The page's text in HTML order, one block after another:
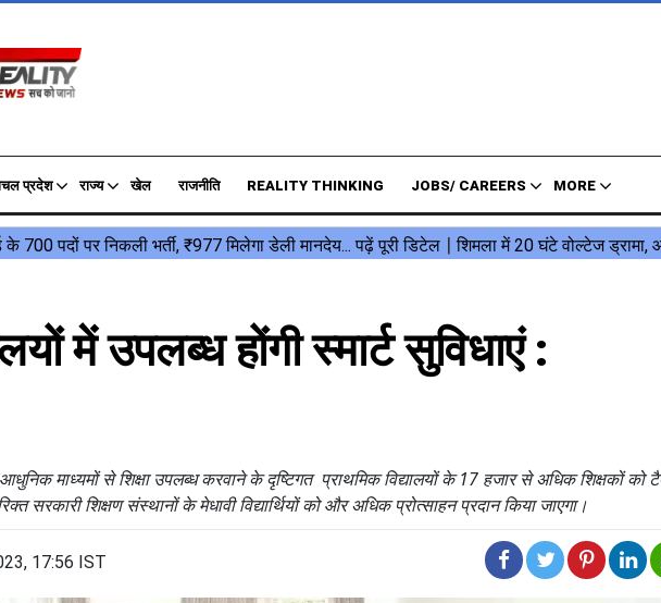
प्रदेश राज्य खेल राजनीति REALITY THINKING JOBS/ CAREERS MORE
में उपलब्ध होंगी स्मार्ट सुविधाएं :
आधुनिक माध्यमों से शिक्षा उपलब्ध करवाने के दृष्टिगत प्राथमिक विद्यालयों के 17 हजार से अधिक शिक्षकों को
सरकारी शिक्षण संस्थानों के मेधावी विद्यार्थियों को और अधिक प्रोत्साहन प्रदान किया जाएगा।
17:56 IST